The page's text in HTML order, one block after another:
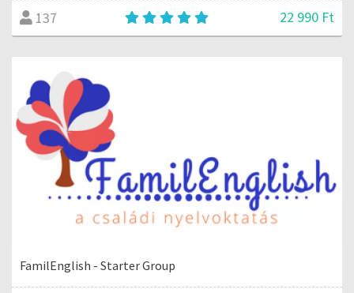
137 22 990 Ft
FamilEnglish - Starter Group